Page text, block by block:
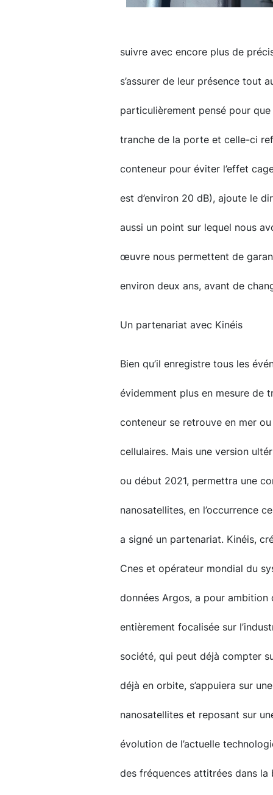
suivre avec encore plus de
s’assurer de leur présence tout
particulièrement pensé pour
tranche de la porte et celle-ci
conteneur pour éviter l’effet
est d’environ 20 dB), ajoute le
aussi un point sur lequel nous
œuvre nous permettent de
environ deux ans, avant de
Un partenariat avec Kinéis
Bien qu’il enregistre tous les
évidemment plus en mesure de
conteneur se retrouve en mer
cellulaires. Mais une version
ou début 2021, permettra une
nanosatellites, en l’occurrence
a signé un partenariat. Kinéis,
Cnes et opérateur mondial du
données Argos, a pour ambition
entièrement focalisée sur
société, qui peut déjà compter
déjà en orbite, s’appuiera sur
nanosatellites et reposant sur
évolution de l’actuelle
des fréquences attitrées dans